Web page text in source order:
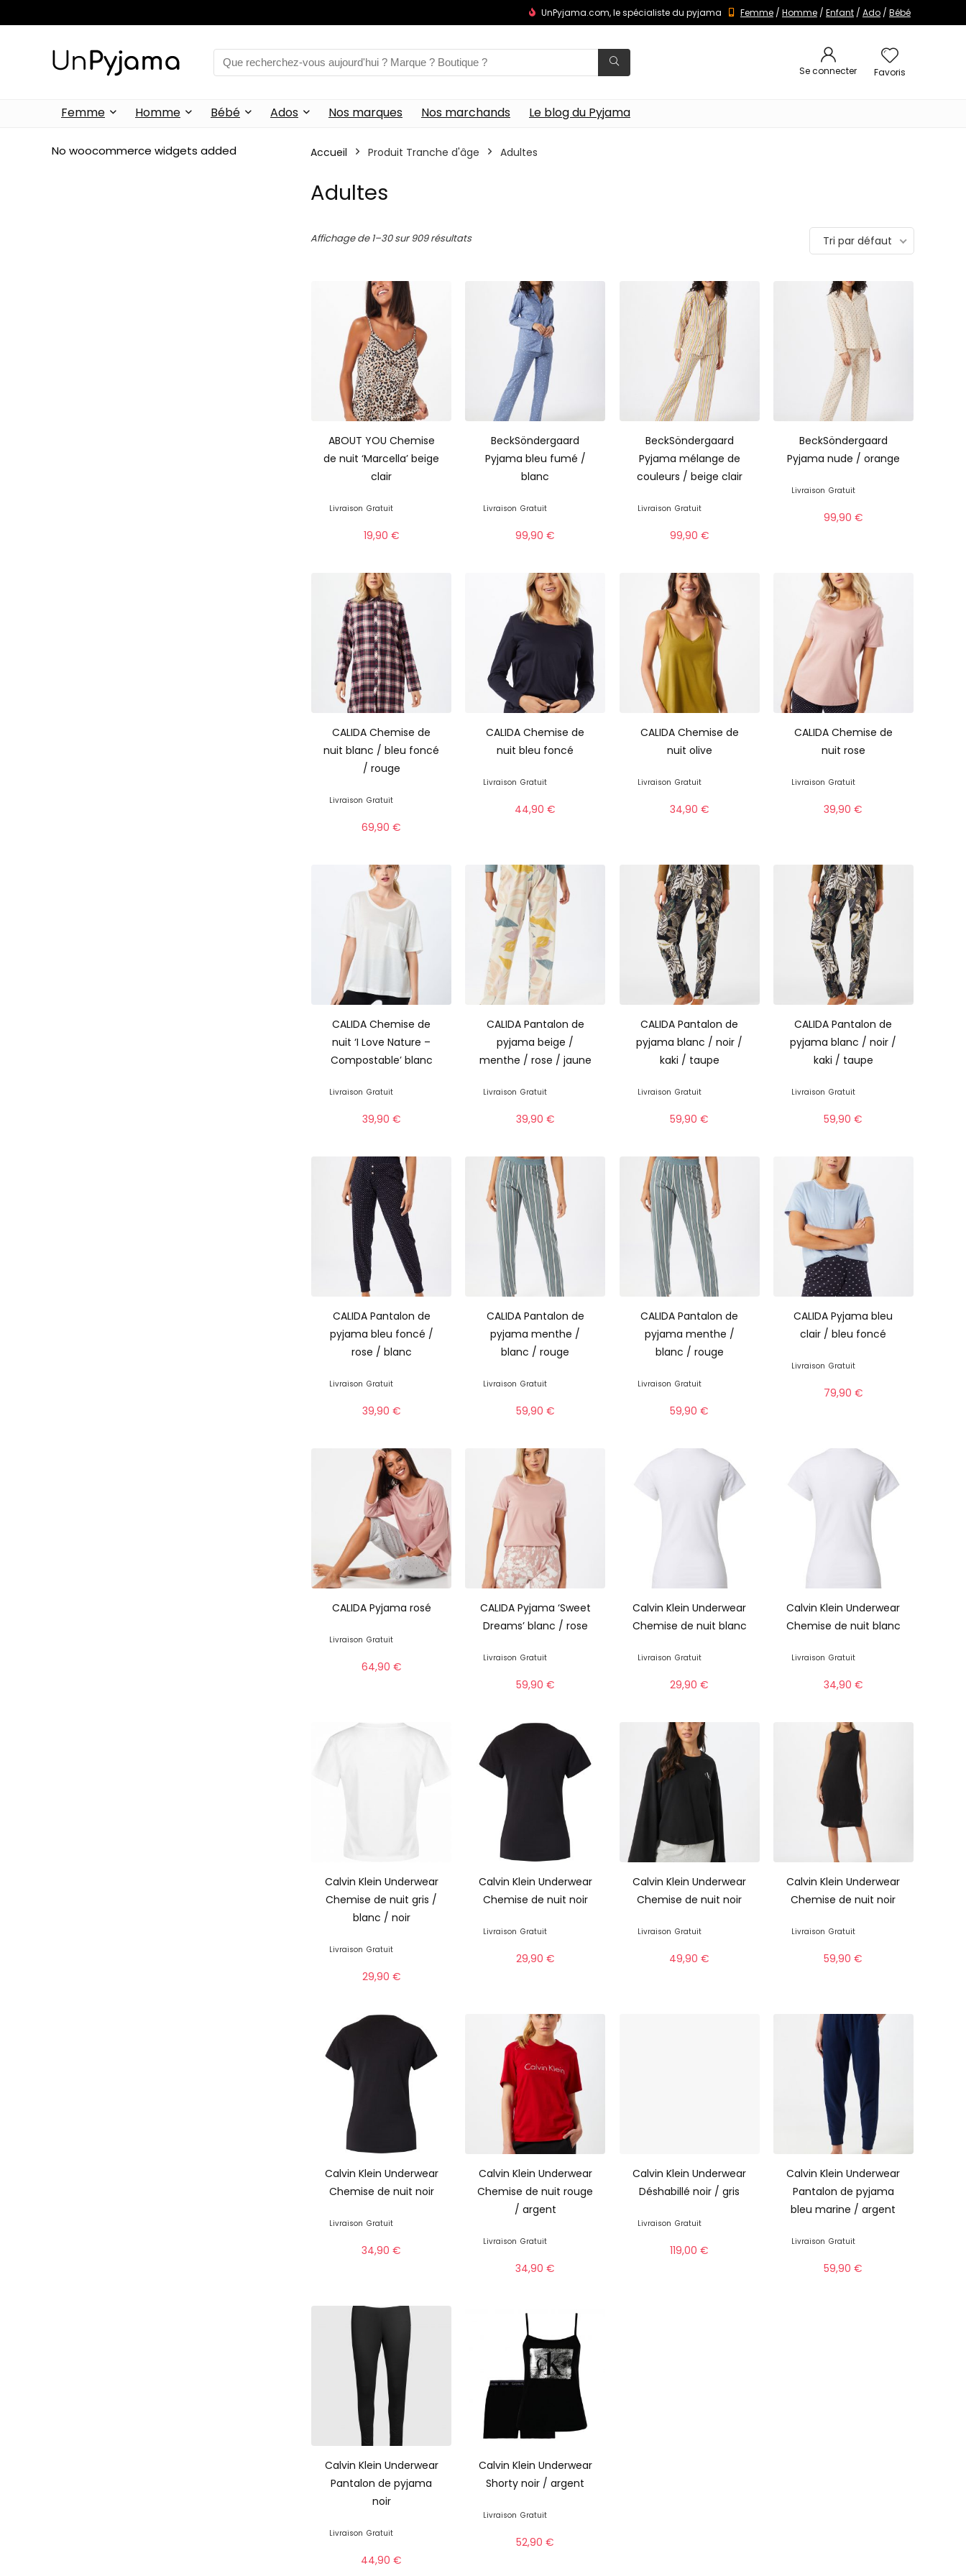
UnPyjama.com, le spécialiste du pyjama Femme / Homme / Enfant / Ado / Bébé
Se connecter Favoris
Femme Homme Bébé Ados Nos marques Nos marchands Le blog du Pyjama
No woocommerce widgets added Accueil Produit Tranche d'âge Adultes
Adultes
Affichage de 1–30 sur 909 résultats Tri par défaut
ABOUT YOU Chemise
de nuit ‘Marcella’ beige
clair
Livraison Gratuit
19,90 €
BeckSöndergaard
Pyjama bleu fumé /
blanc
Livraison Gratuit
99,90€
BeckSöndergaard
Pyjama mélange de
couleurs / beige clair
Livraison Gratuit
99,90 €
BeckSöndergaard
Pyjama nude / orange
Livraison Gratuit
99,90 €
CALIDA Chemise de
nuit blanc / bleu foncé
/ rouge
Livraison Gratuit
69,90€
CALIDA Chemise de
nuit bleu foncé
Livraison Gratuit
44,90€
CALIDA Chemise de
nuit olive
Livraison Gratuit
34,90 €
CALIDA Chemise de
nuit rose
Livraison Gratuit
39,90€
CALIDA Chemise de
nuit ‘I Love Nature –
Compostable’ blanc
Livraison Gratuit
39,90 €
CALIDA Pantalon de
pyjama beige /
menthe / rose / jaune
Livraison Gratuit
39,90 €
CALIDA Pantalon de
pyjama blanc / noir /
kaki / taupe
Livraison Gratuit
59,90€
CALIDA Pantalon de
pyjama blanc / noir /
kaki / taupe
Livraison Gratuit
59,90€
CALIDA Pantalon de
pyjama bleu foncé /
rose / blanc
Livraison Gratuit
39,90 €
CALIDA Pantalon de
pyjama menthe /
blanc / rouge
Livraison Gratuit
59,90 €
CALIDA Pantalon de
pyjama menthe /
blanc / rouge
Livraison Gratuit
59,90€
CALIDA Pyjama bleu
clair / bleu foncé
Livraison Gratuit
79,90 €
CALIDA Pyjama rosé
Livraison Gratuit
64,90 €
CALIDA Pyjama ‘Sweet
Dreams’ blanc / rose
Livraison Gratuit
59,90 €
Calvin Klein Underwear
Chemise de nuit blanc
Livraison Gratuit
29,90€
Calvin Klein Underwear
Chemise de nuit blanc
Livraison Gratuit
34,90 €
Calvin Klein Underwear
Chemise de nuit gris /
blanc / noir
Livraison Gratuit
29,90 €
Calvin Klein Underwear
Chemise de nuit noir
Livraison Gratuit
29,90 €
Calvin Klein Underwear
Chemise de nuit noir
Livraison Gratuit
49,90€
Calvin Klein Underwear
Chemise de nuit noir
Livraison Gratuit
59,90€
Calvin Klein Underwear
Chemise de nuit noir
Livraison Gratuit
34,90€
Calvin Klein Underwear
Chemise de nuit rouge
/ argent
Livraison Gratuit
34,90€
Calvin Klein Underwear
Déshabillé noir / gris
Livraison Gratuit
119,00€
Calvin Klein Underwear
Pantalon de pyjama
bleu marine / argent
Livraison Gratuit
59,90€
Calvin Klein Underwear
Pantalon de pyjama
noir
Livraison Gratuit
44,90€
Calvin Klein Underwear
Shorty noir / argent
Livraison Gratuit
52,90€